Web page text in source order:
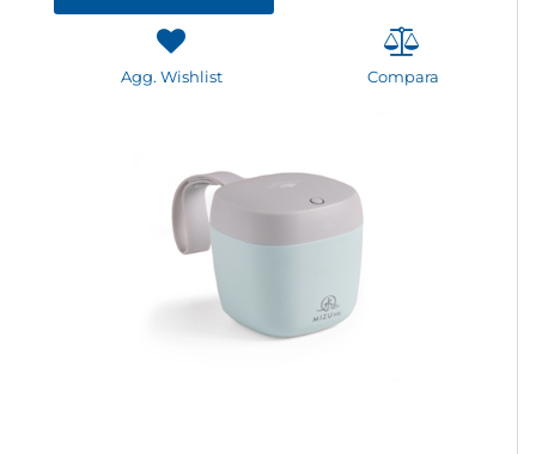
Agg. Wishlist Compara